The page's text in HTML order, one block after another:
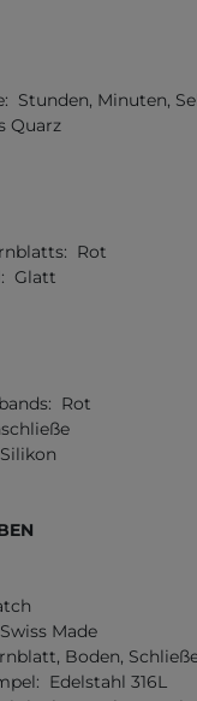
Stunden, Minuten,
Quarz
Rot
Glatt
Rot
Made
Boden,
Edelstahl 316L